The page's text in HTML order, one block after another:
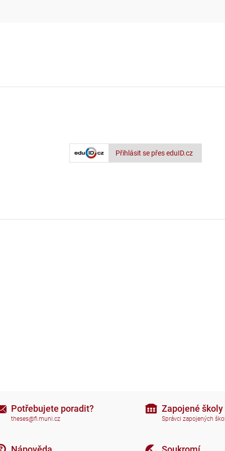
Přihlásit se přes eduID.cz
Potřebujete poradit?
theses@fi.muni.cz
Zapojené školy
Správci zapojených škol